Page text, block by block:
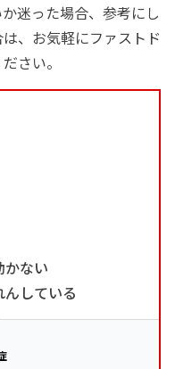
迷った場合、参考にし
、お気軽にファストド
さい。
かない
している